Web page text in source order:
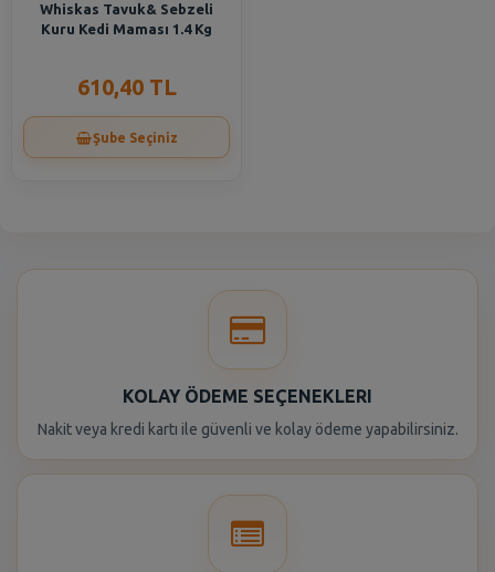
Whiskas Tavuk& Sebzeli
Kuru Kedi Maması 1.4 Kg
610,40 TL
Şube Seçiniz
KOLAY ÖDEME SEÇENEKLERI
Nakit veya kredi kartı ile güvenli ve kolay ödeme yapabilirsiniz.